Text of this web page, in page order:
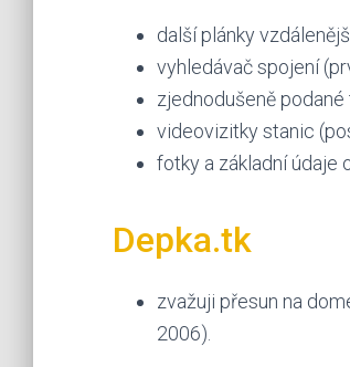
další plánky
vyhledávač spojení
zjednodušeně
videovizitky stanic
fotky a základní údaje
Depka.tk
zvažuji přesun na
2006).